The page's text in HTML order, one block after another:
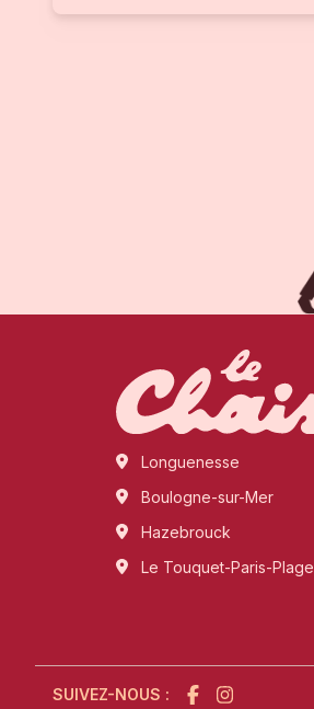
Longuenesse
Boulogne-sur-Mer
Hazebrouck
Le Touquet-Paris-Plage
SUIVEZ-NOUS :